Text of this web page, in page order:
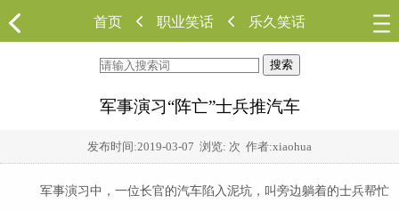
首页 职业笑话 乐久笑话
搜索
军事演习“阵亡”士兵推汽车
发布时间:2019-03-07 浏览: 次 作者:xiaohua
军事演习中，一位长官的汽车陷入泥坑，叫旁边躺着的士兵帮忙